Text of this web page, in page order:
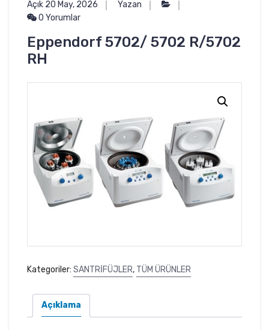
Açık 20 May, 2026
Yazan
0 Yorumlar
Eppendorf 5702/ 5702 R/5702
RH
Kategoriler: SANTRİFÜJLER, TÜM ÜRÜNLER
Açıklama